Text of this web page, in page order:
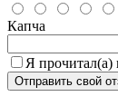
Капча
Я прочитал(а)
Отправить свой